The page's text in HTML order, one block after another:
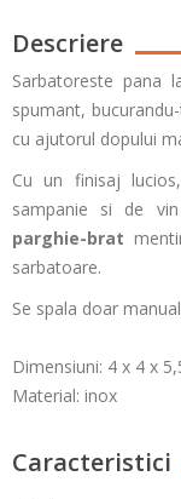
Descriere
Sarbatoreste pana
spumant,
cu ajutorul dopului
Cu un finisaj
sampanie si de
parghie-brat
sarbatoare.
Se spala doar
Dimensiuni: 4 x 4 x
Material: inox
Caracteristici